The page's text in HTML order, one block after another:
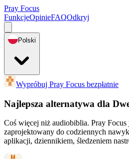
Pray Focus
FunkcjeOpinieFAQOdkryj
Polski
Wypróbuj Pray Focus bezpłatnie
Najlepsza alternatywa dla
Coś więcej niż audiobiblia. Pray Focus
zaprojektowany do codziennych
aplikacji, dziennikiem, śledzeniem